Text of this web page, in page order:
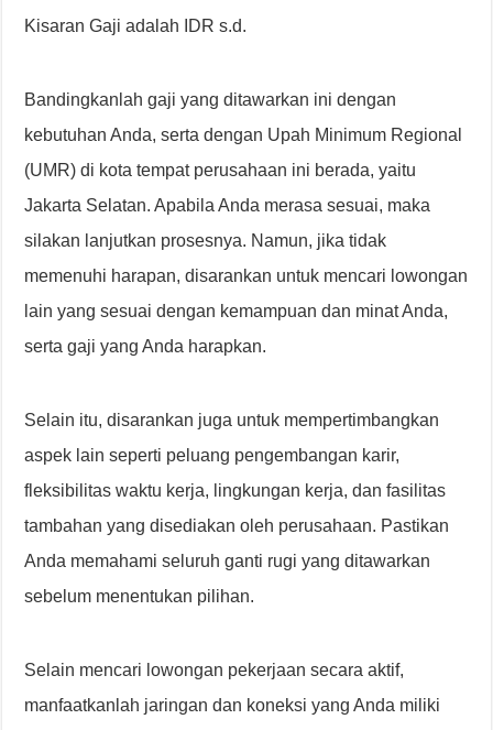
Kisaran Gaji adalah IDR s.d.
Bandingkanlah gaji yang ditawarkan ini dengan
kebutuhan Anda, serta dengan Upah Minimum Regional
(UMR) di kota tempat perusahaan ini berada, yaitu
Jakarta Selatan. Apabila Anda merasa sesuai, maka
silakan lanjutkan prosesnya. Namun, jika tidak
memenuhi harapan, disarankan untuk mencari lowongan
lain yang sesuai dengan kemampuan dan minat Anda,
serta gaji yang Anda harapkan.
Selain itu, disarankan juga untuk mempertimbangkan
aspek lain seperti peluang pengembangan karir,
fleksibilitas waktu kerja, lingkungan kerja, dan fasilitas
tambahan yang disediakan oleh perusahaan. Pastikan
Anda memahami seluruh ganti rugi yang ditawarkan
sebelum menentukan pilihan.
Selain mencari lowongan pekerjaan secara aktif,
manfaatkanlah jaringan dan koneksi yang Anda miliki